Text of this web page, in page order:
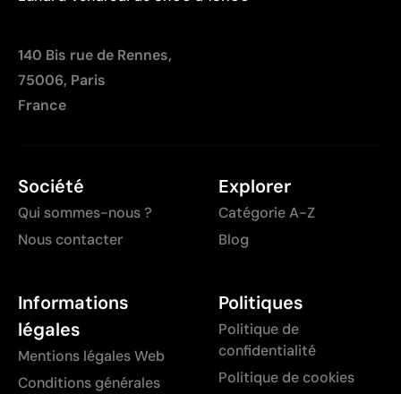
140 Bis rue de Rennes,
75006, Paris
France
Société
Qui sommes-nous ?
Nous contacter
Explorer
Catégorie A-Z
Blog
Informations
légales
Mentions légales Web
Conditions générales
Politiques
Politique de
confidentialité
Politique de cookies